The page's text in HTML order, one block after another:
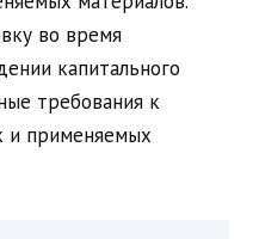
во время
капитального
требования к
и применяемых